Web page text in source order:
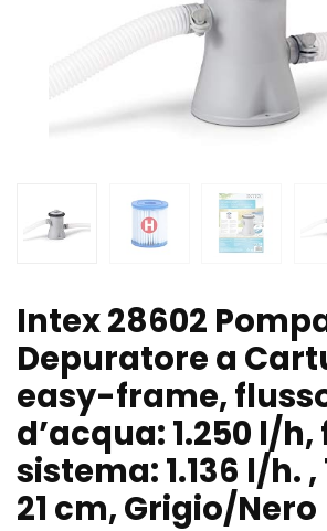
Intex 28602
Depuratore a
easy-frame,
d’acqua: 1.250 l/
sistema: 1.136 l/h. ,
21 cm, Grigio/Nero